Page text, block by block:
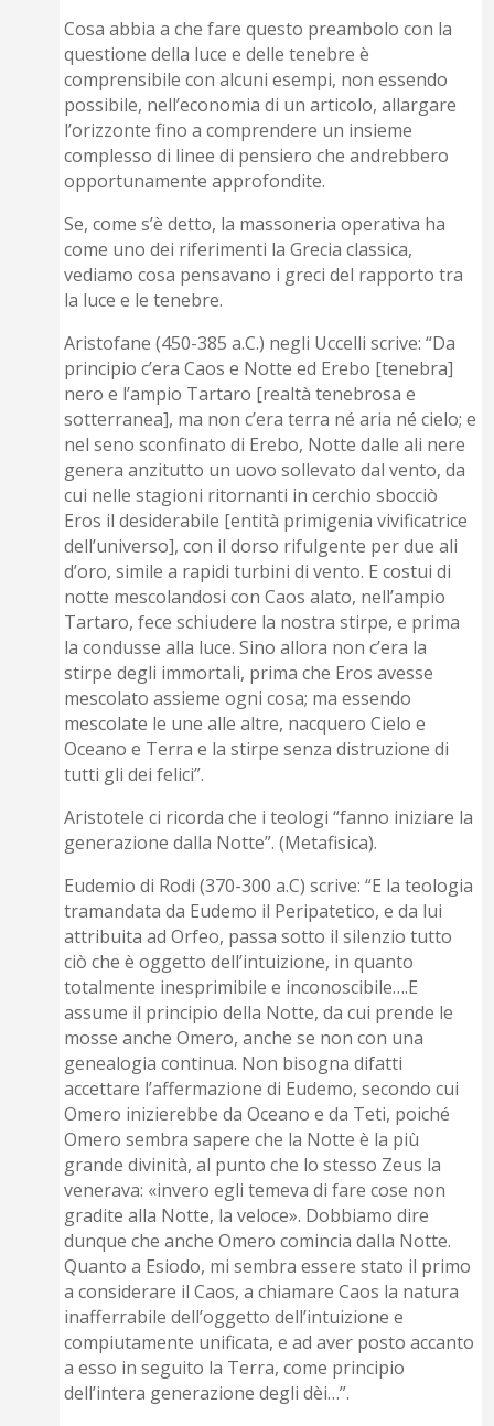
Cosa abbia a che fare questo preambolo con la
questione della luce e delle tenebre è
comprensibile con alcuni esempi, non essendo
possibile, nell’economia di un articolo, allargare
l’orizzonte fino a comprendere un insieme
complesso di linee di pensiero che andrebbero
opportunamente approfondite.
Se, come s’è detto, la massoneria operativa ha
come uno dei riferimenti la Grecia classica,
vediamo cosa pensavano i greci del rapporto tra
la luce e le tenebre.
Aristofane (450-385 a.C.) negli Uccelli scrive: “Da
principio c’era Caos e Notte ed Erebo [tenebra]
nero e l’ampio Tartaro [realtà tenebrosa e
sotterranea], ma non c’era terra né aria né cielo; e
nel seno sconfinato di Erebo, Notte dalle ali nere
genera anzitutto un uovo sollevato dal vento, da
cui nelle stagioni ritornanti in cerchio sbocciò
Eros il desiderabile [entità primigenia vivificatrice
dell’universo], con il dorso rifulgente per due ali
d’oro, simile a rapidi turbini di vento. E costui di
notte mescolandosi con Caos alato, nell’ampio
Tartaro, fece schiudere la nostra stirpe, e prima
la condusse alla luce. Sino allora non c’era la
stirpe degli immortali, prima che Eros avesse
mescolato assieme ogni cosa; ma essendo
mescolate le une alle altre, nacquero Cielo e
Oceano e Terra e la stirpe senza distruzione di
tutti gli dei felici”.
Aristotele ci ricorda che i teologi “fanno iniziare la
generazione dalla Notte”. (Metafisica).
Eudemio di Rodi (370-300 a.C) scrive: “E la teologia
tramandata da Eudemo il Peripatetico, e da lui
attribuita ad Orfeo, passa sotto il silenzio tutto
ciò che è oggetto dell’intuizione, in quanto
totalmente inesprimibile e inconoscibile….E
assume il principio della Notte, da cui prende le
mosse anche Omero, anche se non con una
genealogia continua. Non bisogna difatti
accettare l’affermazione di Eudemo, secondo cui
Omero inizierebbe da Oceano e da Teti, poiché
Omero sembra sapere che la Notte è la più
grande divinità, al punto che lo stesso Zeus la
venerava: «invero egli temeva di fare cose non
gradite alla Notte, la veloce». Dobbiamo dire
dunque che anche Omero comincia dalla Notte.
Quanto a Esiodo, mi sembra essere stato il primo
a considerare il Caos, a chiamare Caos la natura
inafferrabile dell’oggetto dell’intuizione e
compiutamente unificata, e ad aver posto accanto
a esso in seguito la Terra, come principio
dell’intera generazione degli dèi…”.